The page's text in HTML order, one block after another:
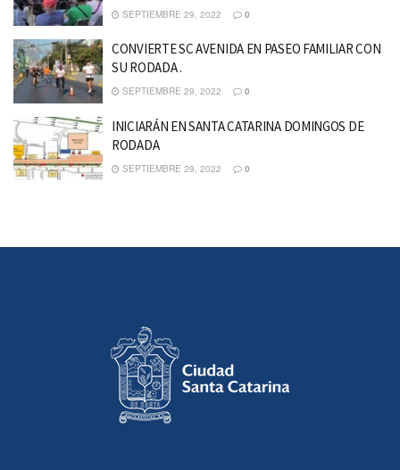
SEPTIEMBRE 29, 2022 0
CONVIERTE SC AVENIDA EN PASEO FAMILIAR CON
SU RODADA .
SEPTIEMBRE 29, 2022 0
INICIARÁN EN SANTA CATARINA DOMINGOS DE
RODADA
SEPTIEMBRE 29, 2022 0